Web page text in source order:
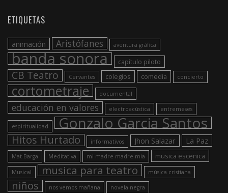
ETIQUETAS
animación Aristófanes aventura gráfica
banda sonora capítulo piloto
CB Teatro Cervantes colegios comedia concierto
cortometraje documental
educación en valores electroacústica entremeses
espiritualidad Gonzalo Garcia Santos
Hitos Hurtado informativos Jhon Salazar La Paz
Mat Barga Meditativa mi madre madre mia musica escenica
Musical musica para teatro música cristiana
niños nos vemos mañana novela negra